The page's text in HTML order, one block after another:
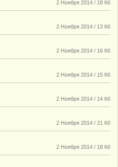
2 Ноября 2014 / 18 Кб
2 Ноября 2014 / 13 Кб
2 Ноября 2014 / 16 Кб
2 Ноября 2014 / 15 Кб
2 Ноября 2014 / 14 Кб
2 Ноября 2014 / 21 Кб
2 Ноября 2014 / 18 Кб